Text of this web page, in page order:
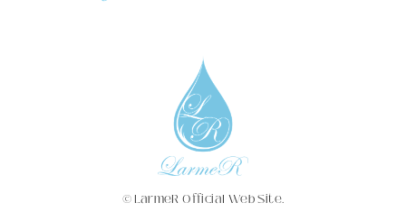
© LarmeR Official Web Site.